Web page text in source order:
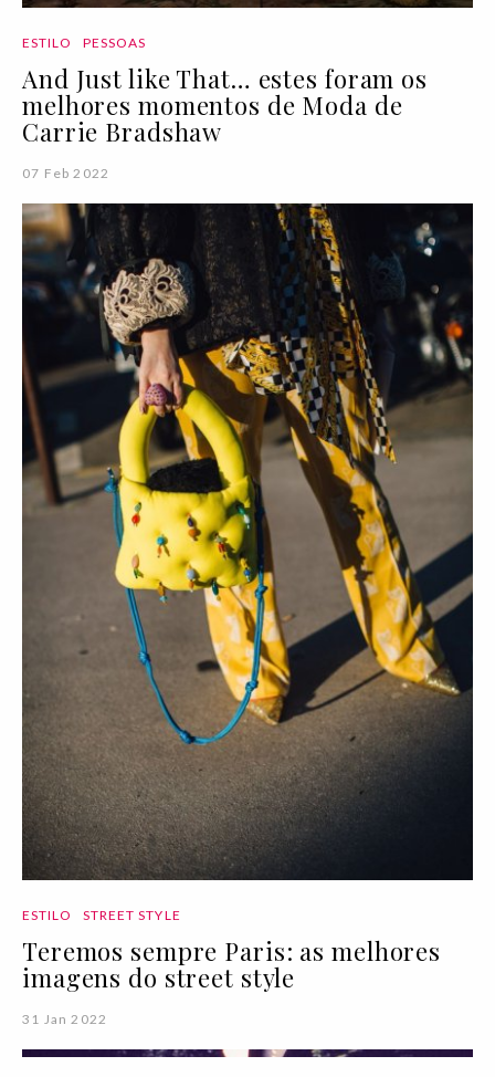
ESTILO PESSOAS
And Just like That… estes foram os
melhores momentos de Moda de
Carrie Bradshaw
07 Feb 2022
ESTILO STREET STYLE
Teremos sempre Paris: as melhores
imagens do street style
31 Jan 2022